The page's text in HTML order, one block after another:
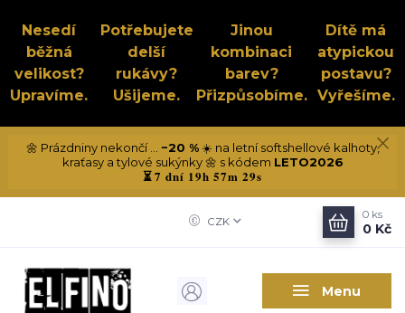
Nesedí
běžná
velikost?
Upravíme.
Potřebujete
delší
rukávy?
Ušijeme.
Jinou
kombinaci
barev?
Přizpůsobíme.
Dítě má
atypickou
postavu?
Vyřešíme.
🌼 Prázdniny nekončí ... −20 %☀️ na letní softshellové kalhoty,
kraťasy a tylové sukýnky 🌼 s kódem LETO2026
⏳7 dní 19h 57m 28s
Menu
CZK
0 ks
0 Kč